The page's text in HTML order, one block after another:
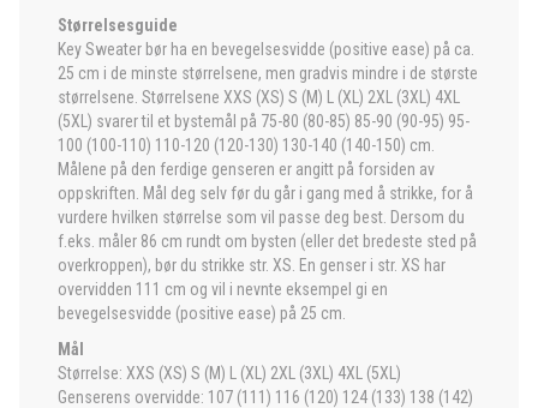
Størrelsesguide
Key Sweater bør ha en bevegelsesvidde (positive ease) på ca.
25 cm i de minste størrelsene, men gradvis mindre i de største
størrelsene. Størrelsene XXS (XS) S (M) L (XL) 2XL (3XL) 4XL
(5XL) svarer til et bystemål på 75-80 (80-85) 85-90 (90-95) 95-
100 (100-110) 110-120 (120-130) 130-140 (140-150) cm.
Målene på den ferdige genseren er angitt på forsiden av
oppskriften. Mål deg selv før du går i gang med å strikke, for å
vurdere hvilken størrelse som vil passe deg best. Dersom du
f.eks. måler 86 cm rundt om bysten (eller det bredeste sted på
overkroppen), bør du strikke str. XS. En genser i str. XS har
overvidden 111 cm og vil i nevnte eksempel gi en
bevegelsesvidde (positive ease) på 25 cm.
Mål
Størrelse: XXS (XS) S (M) L (XL) 2XL (3XL) 4XL (5XL)
Genserens overvidde: 107 (111) 116 (120) 124 (133) 138 (142)